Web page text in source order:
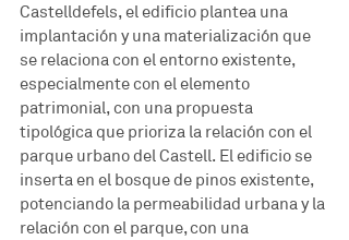
Castelldefels, el edificio plantea una
implantación y una materialización que
se relaciona con el entorno existente,
especialmente con el elemento
patrimonial, con una propuesta
tipológica que prioriza la relación con el
parque urbano del Castell. El edificio se
inserta en el bosque de pinos existente,
potenciando la permeabilidad urbana y la
relación con el parque, con una